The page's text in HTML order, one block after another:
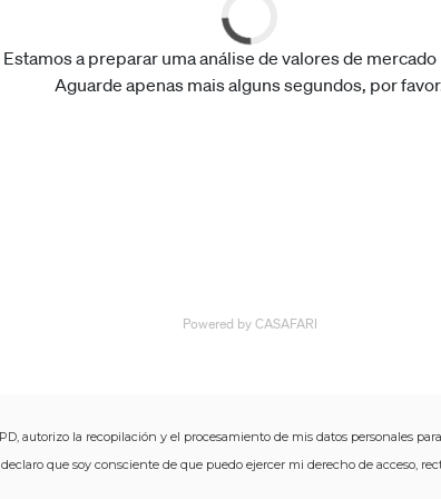
autorizo ​​la recopilación y el procesamiento de mis datos personales
que soy consciente de que puedo ejercer mi derecho de